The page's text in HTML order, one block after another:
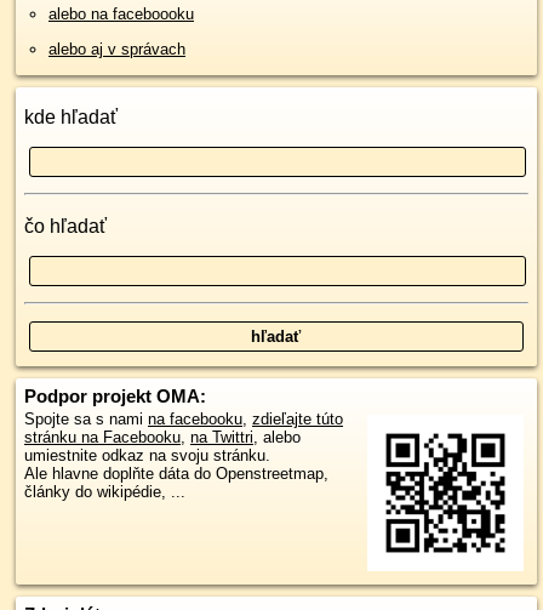
alebo na faceboooku
alebo aj v správach
kde hľadať
čo hľadať
Podpor projekt OMA:
Spojte sa s nami na facebooku, zdieľajte túto
stránku na Facebooku, na Twittri, alebo
umiestnite odkaz na svoju stránku.
Ale hlavne doplňte dáta do Openstreetmap,
články do wikipédie, ...